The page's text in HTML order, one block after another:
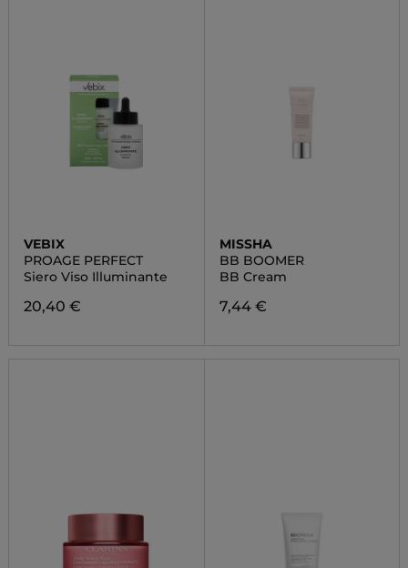
VEBIX
PROAGE PERFECT
Siero Viso Illuminante
20,40 €
MISSHA
BB BOOMER
BB Cream
7,44 €